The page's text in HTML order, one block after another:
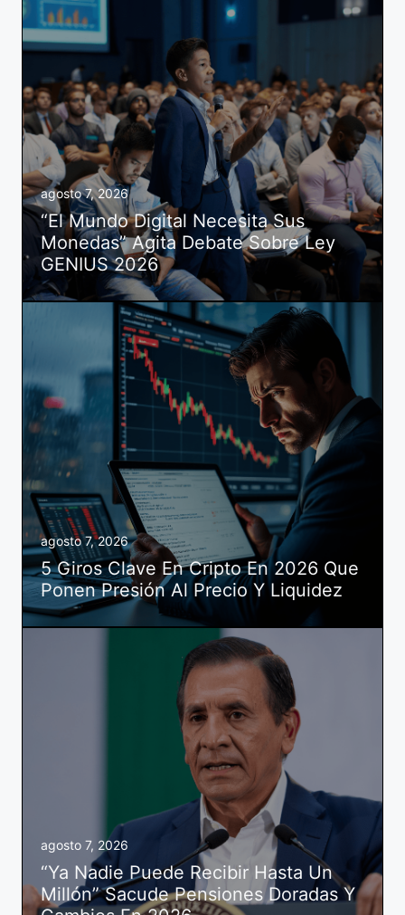
agosto 7, 2026
“El Mundo Digital Necesita Sus
Monedas” Agita Debate Sobre Ley
GENIUS 2026
agosto 7, 2026
5 Giros Clave En Cripto En 2026 Que
Ponen Presión Al Precio Y Liquidez
agosto 7, 2026
“Ya Nadie Puede Recibir Hasta Un
Millón” Sacude Pensiones Doradas Y